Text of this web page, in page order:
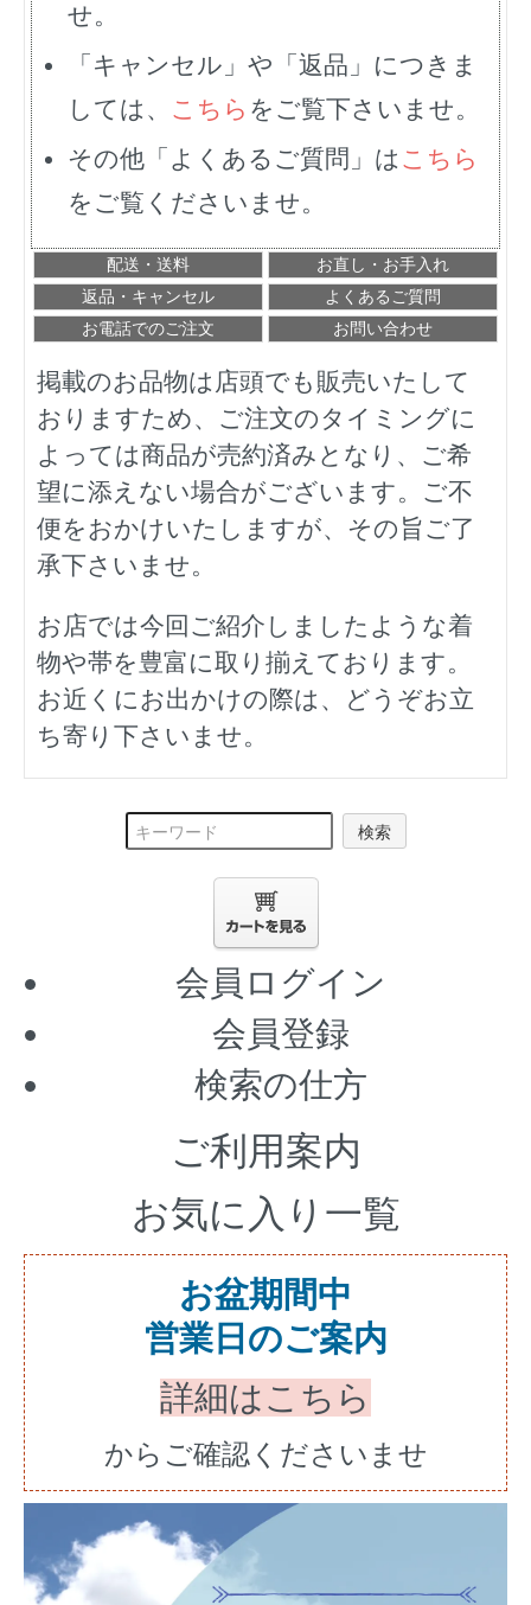
せ。
「キャンセル」や「返品」につきま
しては、 こちら をご覧下さいませ。
その他「よくあるご質問」は こちら
をご覧くださいませ。
配送・送料
お直し・お手入れ
返品・キャンセル
よくあるご質問
お電話でのご注文
お問い合わせ
掲載のお品物は店頭でも販売いたして
おりますため、ご注文のタイミングに
よっては商品が売約済みとなり、ご希
望に添えない場合がございます。ご不
便をおかけいたしますが、その旨ご了
承下さいませ。
お店では今回ご紹介しましたような着
物や帯を豊富に取り揃えております。
お近くにお出かけの際は、どうぞお立
ち寄り下さいませ。
検索
会員ログイン
会員登録
検索の仕方
ご利用案内
お気に入り一覧
お盆期間中
営業日のご案内
詳細はこちら
からご確認くださいませ